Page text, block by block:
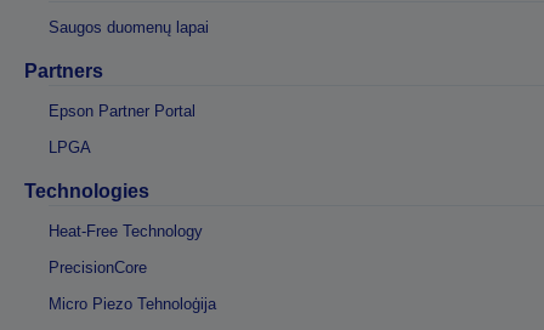
Saugos duomenų lapai
Partners
Epson Partner Portal
LPGA
Technologies
Heat-Free Technology
PrecisionCore
Micro Piezo Tehnoloģija